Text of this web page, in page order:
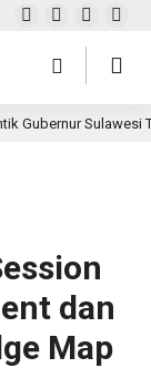
Gubernur Sulawesi
dan
Map